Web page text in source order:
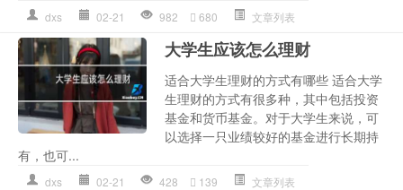
dxs 02-21 982 680 文章列表
大学生应该怎么理财
适合大学生理财的方式有哪些 适合大学
生理财的方式有很多种，其中包括投资
基金和货币基金。对于大学生来说，可
以选择一只业绩较好的基金进行长期持
有，也可...
dxs 02-21 428 139 文章列表